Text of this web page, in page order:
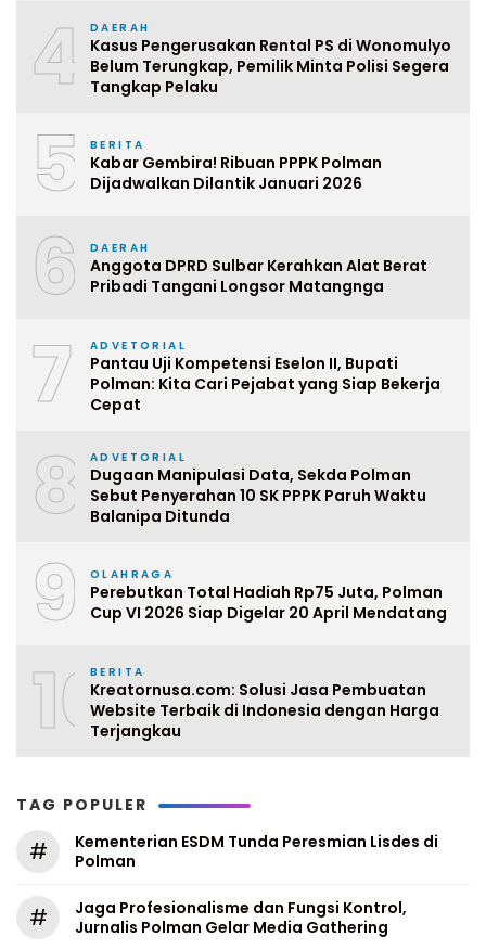
4 DAERAH
Kasus Pengerusakan Rental PS di Wonomulyo
Belum Terungkap, Pemilik Minta Polisi Segera
Tangkap Pelaku
5 BERITA
Kabar Gembira! Ribuan PPPK Polman
Dijadwalkan Dilantik Januari 2026
6 DAERAH
Anggota DPRD Sulbar Kerahkan Alat Berat
Pribadi Tangani Longsor Matangnga
7 ADVETORIAL
Pantau Uji Kompetensi Eselon II, Bupati
Polman: Kita Cari Pejabat yang Siap Bekerja
Cepat
8 ADVETORIAL
Dugaan Manipulasi Data, Sekda Polman
Sebut Penyerahan 10 SK PPPK Paruh Waktu
Balanipa Ditunda
9 OLAHRAGA
Perebutkan Total Hadiah Rp75 Juta, Polman
Cup VI 2026 Siap Digelar 20 April Mendatang
10BERITA
Kreatornusa.com: Solusi Jasa Pembuatan
Website Terbaik di Indonesia dengan Harga
Terjangkau
TAG POPULER
#
Kementerian ESDM Tunda Peresmian Lisdes di
Polman
#
Jaga Profesionalisme dan Fungsi Kontrol,
Jurnalis Polman Gelar Media Gathering